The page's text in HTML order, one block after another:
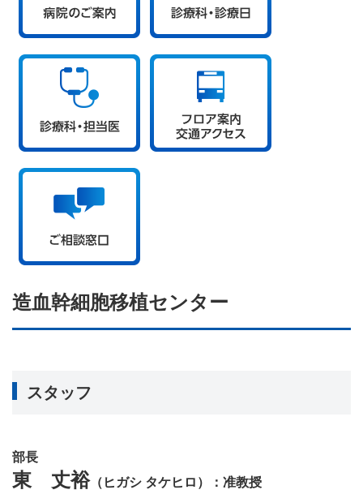
造血幹細胞移植センター
スタッフ
部長
東 丈裕（ヒガシ タケヒロ）：准教授